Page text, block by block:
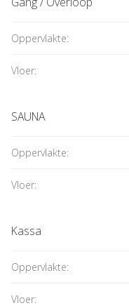
Oppervlakte:
Vloer:
SAUNA
Oppervlakte:
Vloer:
Kassa
Oppervlakte:
Vloer: